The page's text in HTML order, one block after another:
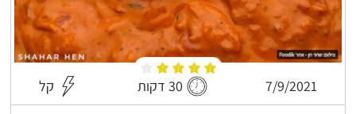
7/9/2021 30 דקות קל